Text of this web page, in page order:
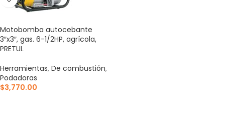
Motobomba autocebante
3″x3″, gas. 6-1/2HP, agrícola,
PRETUL
Herramientas, De combustión,
Podadoras
$3,770.00